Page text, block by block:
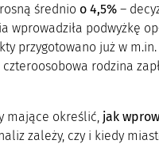
średnio o 4,5%–
wprowadziła podwyżkę
przygotowano już w m.in.
czteroosobowa rodzina
mające określić, jak
zależy, czy i kiedy